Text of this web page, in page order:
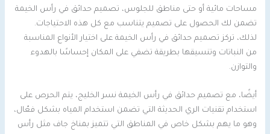
مساحات مائية أو حتى مناطق للجلوس، تصميم حدائق في رأس الخيمة
تضمن لك الحصول على تصميم يتناسب مع كل هذه الاحتياجات.
لذلك، تركز تصميم حدائق في رأس الخيمة على اختيار الأنواع المناسبة
من النباتات وتنسيقها بطريقة تضفي على المكان إحساسًا بالهدوء
والتوازن.
أيضًا، مع تصميم حدائق في رأس الخيمة نسر الخليج، يتم الحرص على
استخدام تقنيات الري الحديثة التي تضمن استخدام المياه بشكل فعّال،
وهو ما يهم بشكل خاص في المناطق التي تتميز بمناخ جاف مثل رأس